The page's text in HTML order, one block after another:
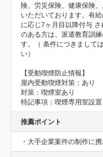
険、労災保険、健康保険
いただいております。有
に応じ7ヶ月目以降付与
のある方は、派遣教育訓
す。（ 条件につきまして
い）
【受動喫煙防止情報】
屋内受動喫煙対策：あり
対策：喫煙室あり
特記事項：喫煙専用室設置
推薦ポイント
・大手企業案件の制作に携